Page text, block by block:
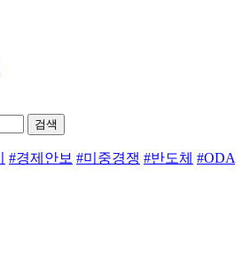
검색
#경제안보 #미중경쟁 #반도체 #ODA